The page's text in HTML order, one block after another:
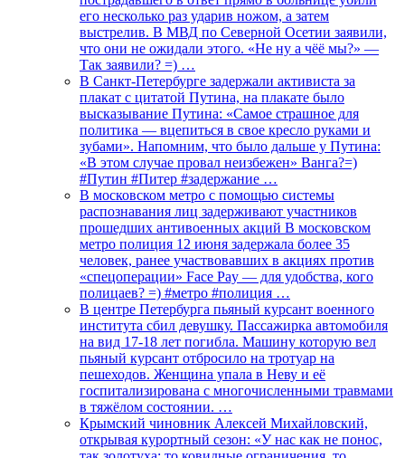
его несколько раз ударив ножом, а затем
выстрелив. В МВД по Северной Осетии заявили,
что они не ожидали этого. «Не ну а чёё мы?» —
Так заявили? =) …
В Санкт-Петербурге задержали активиста за
плакат с цитатой Путина, на плакате было
высказывание Путина: «Самое страшное для
политика — вцепиться в свое кресло руками и
зубами». Напомним, что было дальше у Путина:
«В этом случае провал неизбежен» Ванга?=)
#Путин #Питер #задержание …
В московском метро с помощью системы
распознавания лиц задерживают участников
прошедших антивоенных акций В московском
метро полиция 12 июня задержала более 35
человек, ранее участвовавших в акциях против
«спецоперации» Face Pay — для удобства, кого
полицаев? =) #метро #полиция …
В центре Петербурга пьяный курсант военного
института сбил девушку. Пассажирка автомобиля
на вид 17-18 лет погибла. Машину которую вел
пьяный курсант отбросило на тротуар на
пешеходов. Женщина упала в Неву и её
госпитализирована с многочисленными травмами
в тяжёлом состоянии. …
Крымский чиновник Алексей Михайловский,
открывая курортный сезон: «У нас как не понос,